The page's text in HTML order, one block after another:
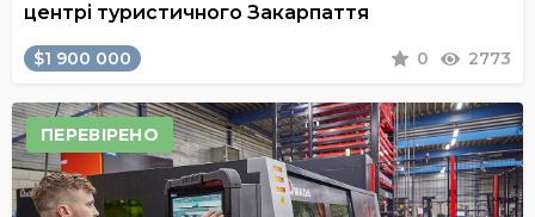
центрі туристичного Закарпаття
$1 900 000 0 2773
ПЕРЕВІРЕНО